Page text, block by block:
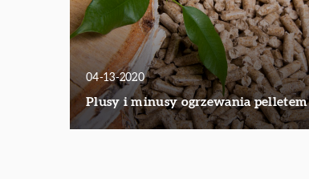
04-13-2020
Plusy i minusy ogrzewania pelletem